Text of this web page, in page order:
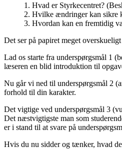
1. Hvad er Styrkecentret?
2. Hvilke ændringer kan sikre
3. Hvordan kan en fremtidig
Det ser på papiret meget
Lad os starte fra underspørgsmål 1
læseren en blid introduktion til
Nu går vi ned til underspørgsmål 2
forhold til din karakter.
Det vigtige ved underspørgsmål 3
Det næstvigtigste man som
er i stand til at svare på
Hvis du nu sidder og tænker, hvad